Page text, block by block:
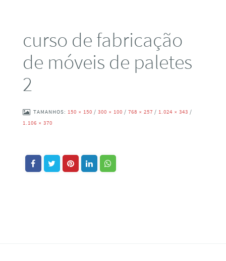
curso de fabricação
de móveis de paletes
2
TAMANHOS: 150 × 150 / 300 × 100 / 768 × 257 / 1.024 × 343 /
1.106 × 370